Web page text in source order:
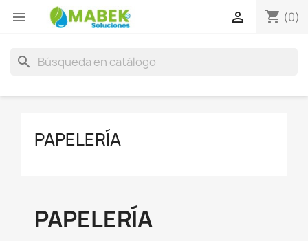
 shopping_cart (0)

search
PAPELERÍA
PAPELERÍA